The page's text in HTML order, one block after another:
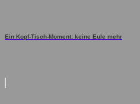
Ein Kopf-Tisch-Moment: keine Eule mehr